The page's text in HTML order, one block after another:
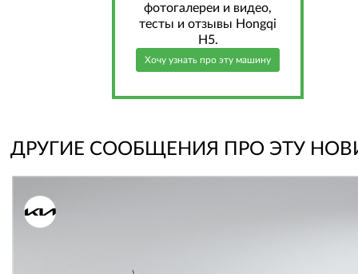
фотогалереи и видео,
тесты и отзывы Hongqi
H5.
Хочу узнать про эту машину
ДРУГИЕ СООБЩЕНИЯ ПРО ЭТУ